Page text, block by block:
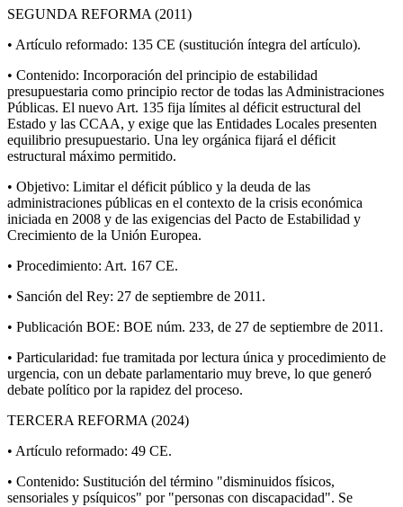
SEGUNDA REFORMA (2011)
• Artículo reformado: 135 CE (sustitución íntegra del artículo).
• Contenido: Incorporación del principio de estabilidad
presupuestaria como principio rector de todas las Administraciones
Públicas. El nuevo Art. 135 fija límites al déficit estructural del
Estado y las CCAA, y exige que las Entidades Locales presenten
equilibrio presupuestario. Una ley orgánica fijará el déficit
estructural máximo permitido.
• Objetivo: Limitar el déficit público y la deuda de las
administraciones públicas en el contexto de la crisis económica
iniciada en 2008 y de las exigencias del Pacto de Estabilidad y
Crecimiento de la Unión Europea.
• Procedimiento: Art. 167 CE.
• Sanción del Rey: 27 de septiembre de 2011.
• Publicación BOE: BOE núm. 233, de 27 de septiembre de 2011.
• Particularidad: fue tramitada por lectura única y procedimiento de
urgencia, con un debate parlamentario muy breve, lo que generó
debate político por la rapidez del proceso.
TERCERA REFORMA (2024)
• Artículo reformado: 49 CE.
• Contenido: Sustitución del término "disminuidos físicos,
sensoriales y psíquicos" por "personas con discapacidad". Se